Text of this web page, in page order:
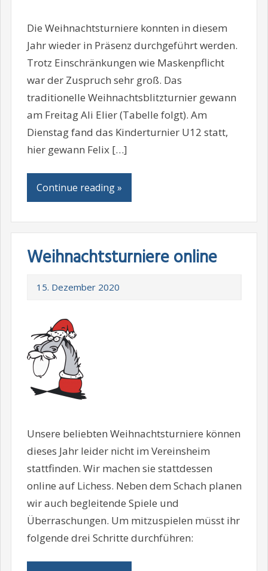
Die Weihnachtsturniere konnten in diesem
Jahr wieder in Präsenz durchgeführt werden.
Trotz Einschränkungen wie Maskenpflicht
war der Zuspruch sehr groß. Das
traditionelle Weihnachtsblitzturnier gewann
am Freitag Ali Elier (Tabelle folgt). Am
Dienstag fand das Kinderturnier U12 statt,
hier gewann Felix […]
Continue reading »
Weihnachtsturniere online
15. Dezember 2020
Unsere beliebten Weihnachtsturniere können
dieses Jahr leider nicht im Vereinsheim
stattfinden. Wir machen sie stattdessen
online auf Lichess. Neben dem Schach planen
wir auch begleitende Spiele und
Überraschungen. Um mitzuspielen müsst ihr
folgende drei Schritte durchführen: